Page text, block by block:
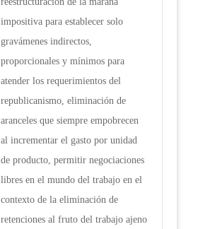
impositiva para establecer solo
gravámenes indirectos,
proporcionales y mínimos para
atender los requerimientos del
republicanismo, eliminación de
aranceles que siempre empobrecen
al incrementar el gasto por unidad
de producto, permitir negociaciones
libres en el mundo del trabajo en el
contexto de la eliminación de
retenciones al fruto del trabajo ajeno